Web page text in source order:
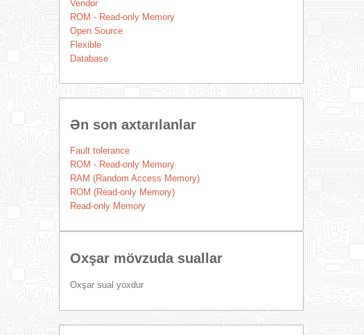
Vendor
ROM - Read-only Memory
Open Source
Flexible
Database
Ən son axtarılanlar
Fault tolerance
ROM - Read-only Memory
RAM (Random Access Memory)
ROM (Read-only Memory)
Read-only Memory
Oxşar mövzuda suallar
Oxşar sual yoxdur